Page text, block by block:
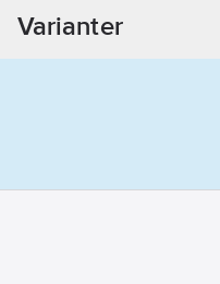
Varianter